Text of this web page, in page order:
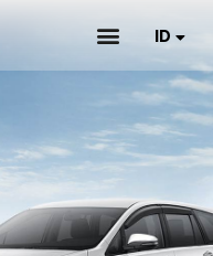
ID
EN